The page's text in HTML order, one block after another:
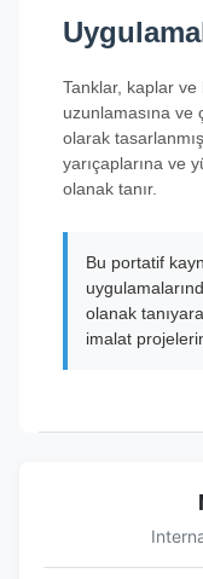
Tanklar, kaplar
uzunlamasına ve
olarak
yarıçaplarına ve
olanak tanır.
Bu portatif
olanak
imalat